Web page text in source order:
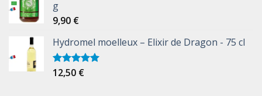
g
9,90 €
Hydromel moelleux – Elixir de Dragon - 75 cl
Note5.00
12,50 €